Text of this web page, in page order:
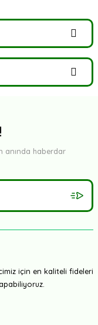
anında haberdar
için en kaliteli fideleri